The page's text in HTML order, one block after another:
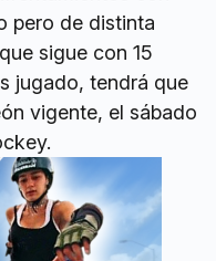
pero de distinta
que sigue con 15
jugado, tendrá que
vigente, el sábado